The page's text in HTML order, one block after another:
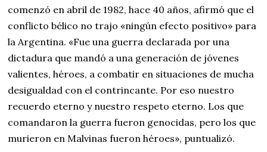
comenzó en abril de 1982, hace 40 años, afirmó que el
conflicto bélico no trajo «ningún efecto positivo» para
la Argentina. «Fue una guerra declarada por una
dictadura que mandó a una generación de jóvenes
valientes, héroes, a combatir en situaciones de mucha
desigualdad con el contrincante. Por eso nuestro
recuerdo eterno y nuestro respeto eterno. Los que
comandaron la guerra fueron genocidas, pero los que
murieron en Malvinas fueron héroes», puntualizó.